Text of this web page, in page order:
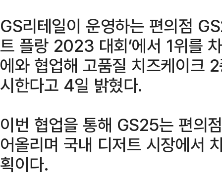
GS리테일이 운영하는 편의점
트 플랑 2023 대회’에서 1위를
에와 협업해 고품질 치즈케이크
시한다고 4일 밝혔다.
이번 협업을 통해 GS25는 편의
어올리며 국내 디저트 시장에서
획이다.